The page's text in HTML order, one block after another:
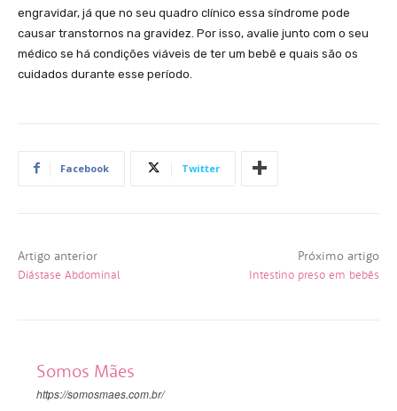
engravidar, já que no seu quadro clínico essa síndrome pode
causar transtornos na gravidez. Por isso, avalie junto com o seu
médico se há condições viáveis de ter um bebê e quais são os
cuidados durante esse período.
Facebook Twitter
Artigo anterior
Diástase Abdominal
Próximo artigo
Intestino preso em bebês
Somos Mães
https://somosmaes.com.br/